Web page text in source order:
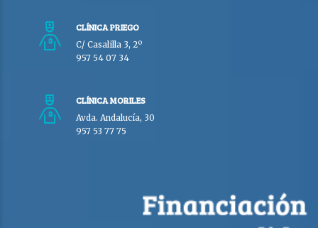
CLÍNICA PRIEGO
C/ Casalilla 3, 2º
957 54 07 34
CLÍNICA MORILES
Avda. Andalucía, 30
957 53 77 75